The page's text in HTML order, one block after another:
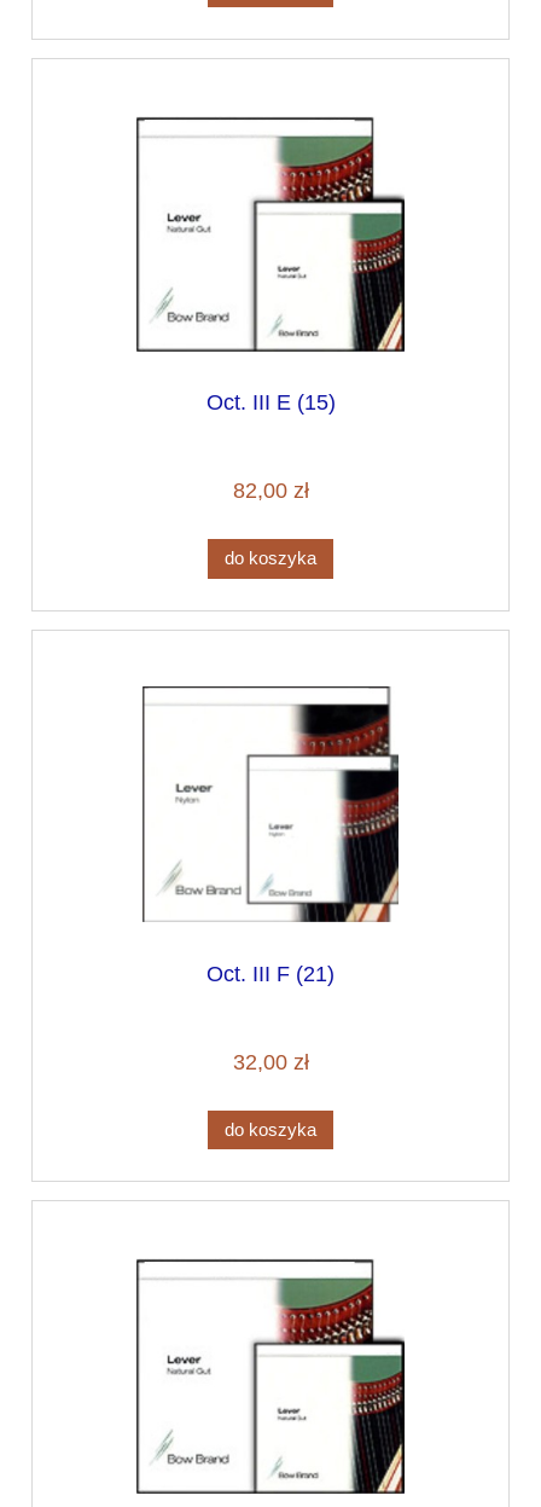
Oct. III E (15)
82,00 zł
do koszyka
Oct. III F (21)
32,00 zł
do koszyka